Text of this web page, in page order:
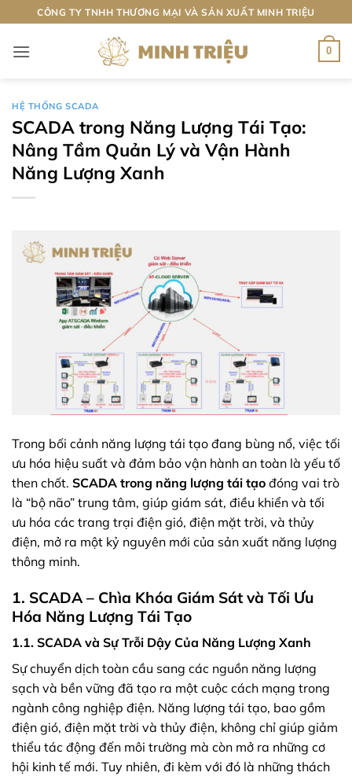
qua
nội
CÔNG TY TNHH THƯƠNG MẠI VÀ SẢN XUẤT MINH TRIỆU
0
HỆ THỐNG SCADA
SCADA trong Năng Lượng Tái Tạo:
Nâng Tầm Quản Lý và Vận Hành
Năng Lượng Xanh
Trong bối cảnh năng lượng tái tạo đang bùng nổ, việc tối
ưu hóa hiệu suất và đảm bảo vận hành an toàn là yếu tố
then chốt. SCADA trong năng lượng tái tạo đóng vai trò
là “bộ não” trung tâm, giúp giám sát, điều khiển và tối
ưu hóa các trang trại điện gió, điện mặt trời, và thủy
điện, mở ra một kỷ nguyên mới của sản xuất năng lượng
thông minh.
1. SCADA – Chìa Khóa Giám Sát và Tối Ưu
Hóa Năng Lượng Tái Tạo
1.1. SCADA và Sự Trỗi Dậy Của Năng Lượng Xanh
Sự chuyển dịch toàn cầu sang các nguồn năng lượng
sạch và bền vững đã tạo ra một cuộc cách mạng trong
ngành công nghiệp điện. Năng lượng tái tạo, bao gồm
điện gió, điện mặt trời và thủy điện, không chỉ giúp giảm
thiểu tác động đến môi trường mà còn mở ra những cơ
hội kinh tế mới. Tuy nhiên, đi kèm với đó là những thách